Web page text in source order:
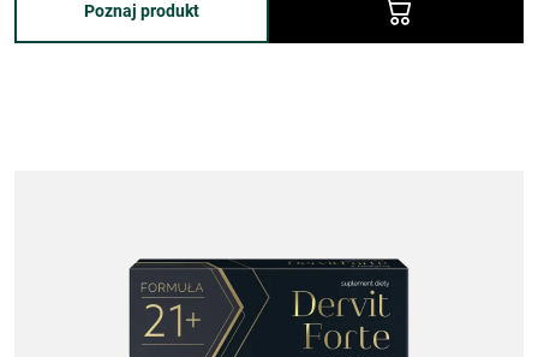
Poznaj produkt